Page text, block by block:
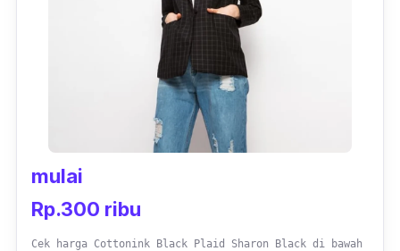
mulai
Rp.300 ribu
Cek harga Cottonink Black Plaid Sharon Black di bawah